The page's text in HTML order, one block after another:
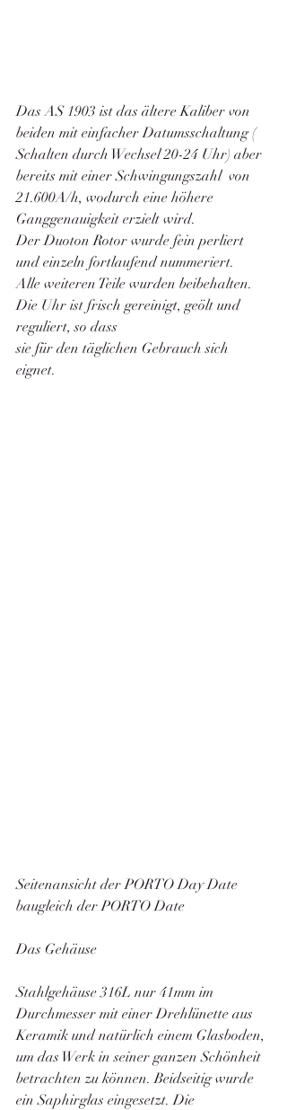
Das AS 1903 ist das ältere Kaliber von
beiden mit einfacher Datumsschaltung (
Schalten durch Wechsel 20-24 Uhr) aber
bereits mit einer Schwingungszahl  von
21.600A/h, wodurch eine höhere
Ganggenauigkeit erzielt wird.
Der Duoton Rotor wurde fein perliert
und einzeln fortlaufend nummeriert.
Alle weiteren Teile wurden beibehalten.
Die Uhr ist frisch gereinigt, geölt und
reguliert, so dass
sie für den täglichen Gebrauch sich
eignet.
Seitenansicht der PORTO Day Date
baugleich der PORTO Date
Das Gehäuse
Stahlgehäuse 316L nur 41mm im
Durchmesser mit einer Drehlünette aus
Keramik und natürlich einem Glasboden,
um das Werk in seiner ganzen Schönheit
betrachten zu können. Beidseitig wurde
ein Saphirglas eingesetzt. Die